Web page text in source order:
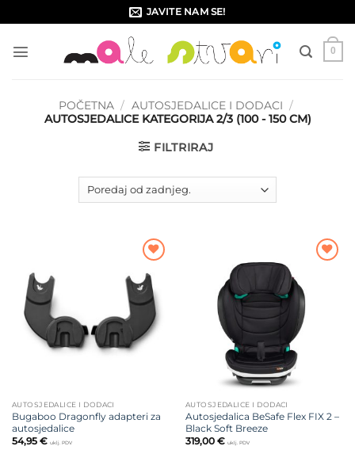
to
content
JAVITE NAM SE!
0
POČETNA / AUTOSJEDALICE I DODACI /
AUTOSJEDALICE KATEGORIJA 2/3 (100 - 150 CM)
FILTRIRAJ
Dodajte
na listu
želja
AUTOSJEDALICE I DODACI
Bugaboo Dragonfly adapteri za
autosjedalice
54,95 € uklj. PDV
AUTOSJEDALICE I DODACI
Autosjedalica BeSafe Flex FIX 2 –
Black Soft Breeze
319,00 € uklj. PDV